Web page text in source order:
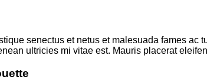
senectus et netus et malesuada fames
ultricies mi vitae est. Mauris placerat